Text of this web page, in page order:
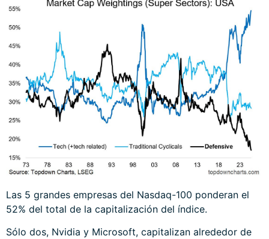
Las 5 grandes empresas del Nasdaq-100 ponderan el
52% del total de la capitalización del índice.
Sólo dos, Nvidia y Microsoft, capitalizan alrededor de